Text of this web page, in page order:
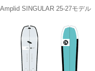
Amplid SINGULAR 25-27モデル